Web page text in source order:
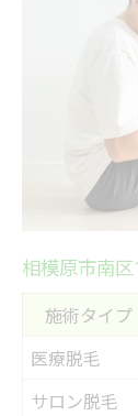
敏
神奈川
脚
効
相
脚
脱毛初
相模原市南
施術タイプ
医療脱毛
サロン脱毛